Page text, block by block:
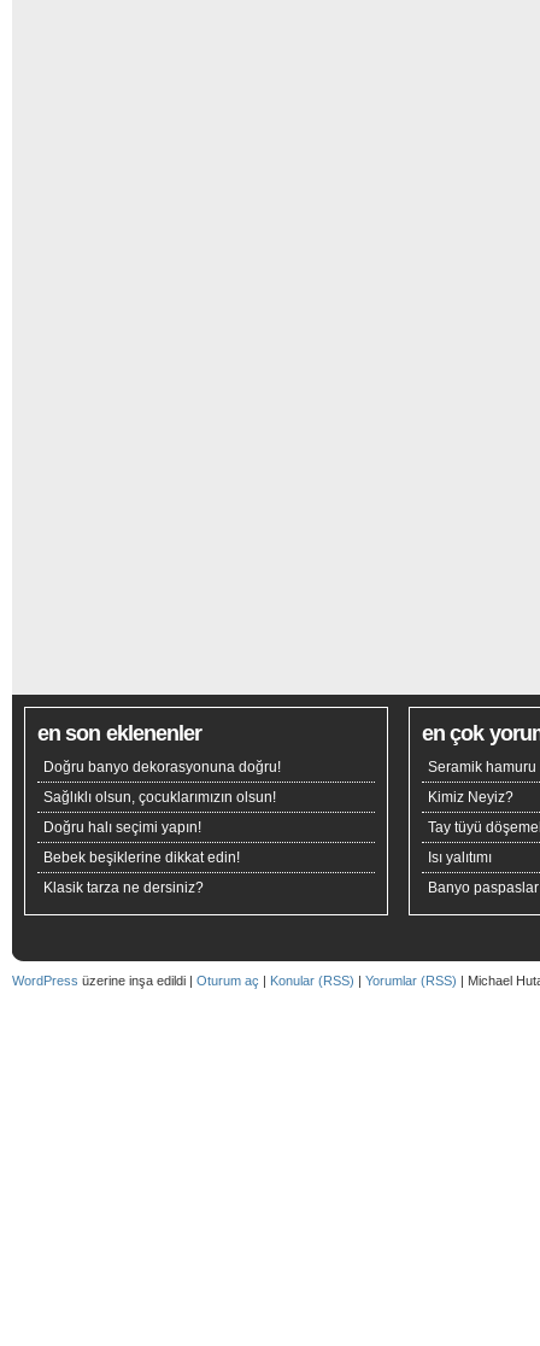
en son eklenenler
Doğru banyo dekorasyonuna doğru!
Sağlıklı olsun, çocuklarımızın olsun!
Doğru halı seçimi yapın!
Bebek beşiklerine dikkat edin!
Klasik tarza ne dersiniz?
en çok
Seramik hamuru
Kimiz Neyiz?
Tay tüyü
Isı yalıtımı
Banyo
WordPress üzerine inşa edildi | Oturum aç | Konular (RSS) | Yorumlar (RSS) | Michael